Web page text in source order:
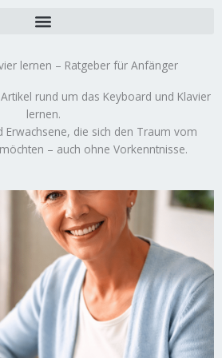
lernen – Ratgeber für Anfänger
rund um das Keyboard und Klavier
lernen.
Erwachsene, die sich den Traum vom
– auch ohne Vorkenntnisse.